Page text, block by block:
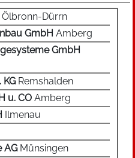
und Stromspitzen
Relais-Alternativen
Schaltungen.
genannt, sind
die in Leistungs-
werden können.
Beispiel bei einer
Ein- und Ausschalten
Auch
können durch
werden. Ein
Ölbronn-Dürrn
GmbH Amberg
GmbH
KGRemshalden
u. CO Amberg
Ilmenau
AGMünsingen